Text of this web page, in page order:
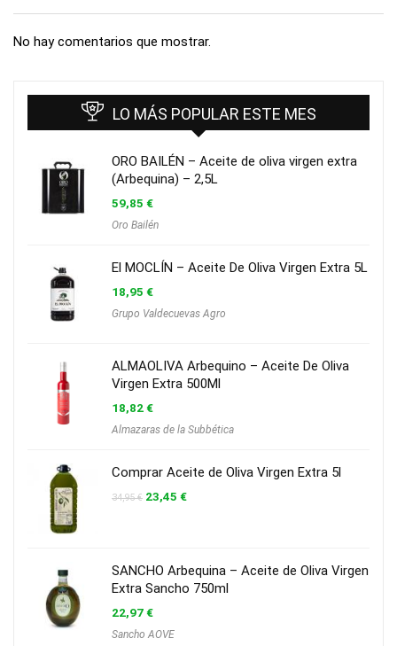
No hay comentarios que mostrar.
LO MÁS POPULAR ESTE MES
ORO BAILÉN – Aceite de oliva virgen extra
(Arbequina) – 2,5L
59,85 €
Oro Bailén
El MOCLÍN – Aceite De Oliva Virgen Extra 5L
18,95 €
Grupo Valdecuevas Agro
ALMAOLIVA Arbequino – Aceite De Oliva
Virgen Extra 500Ml
18,82€
Almazaras de la Subbética
Comprar Aceite de Oliva Virgen Extra 5l
34,95€ El
23,45 €El
SANCHO Arbequina – Aceite de Oliva Virgen
Extra Sancho 750ml
22,97€
Sancho AOVE